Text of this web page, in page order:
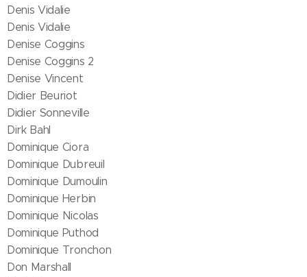
Denis Vidalie
Denis Vidalie
Denise Coggins
Denise Coggins 2
Denise Vincent
Didier Beuriot
Didier Sonneville
Dirk Bahl
Dominique Ciora
Dominique Dubreuil
Dominique Dumoulin
Dominique Herbin
Dominique Nicolas
Dominique Puthod
Dominique Tronchon
Don Marshall